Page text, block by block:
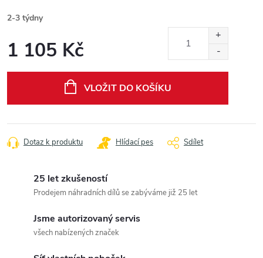
2-3 týdny
1 105 Kč
VLOŽIT DO KOŠÍKU
Dotaz k produktu Hlídací pes Sdílet
25 let zkušeností
Prodejem náhradních dílů se zabýváme již 25 let
Jsme autorizovaný servis
všech nabízených značek